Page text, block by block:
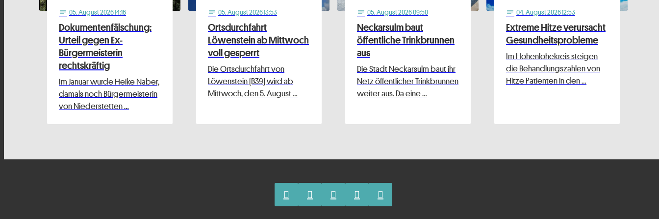
notes 05. August 2026 14:16
Dokumentenfälschung:
Urteil gegen Ex-
Bürgermeisterin
rechtskräftig
Im Januar wurde Heike Naber,
damals noch Bürgermeisterin
von Niederstetten …
notes 05. August 2026 13:53
Ortsdurchfahrt
Löwenstein ab Mittwoch
voll gesperrt
Die Ortsdurchfahrt von
Löwenstein (B39) wird ab
Mittwoch, den 5. August …
notes 05. August 2026 09:50
Neckarsulm baut
öffentliche Trinkbrunnen
aus
Die Stadt Neckarsulm baut ihr
Netz öffentlicher Trinkbrunnen
weiter aus. Da eine …
notes 04. August 2026 12:53
Extreme Hitze verursacht
Gesundheitsprobleme
Im Hohenlohekreis steigen
die Behandlungszahlen von
Hitze Patienten in den …